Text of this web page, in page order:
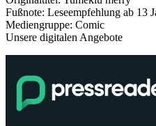
Fußnote: Leseempfehlung ab 13
Mediengruppe: Comic
Unsere digitalen Angebote